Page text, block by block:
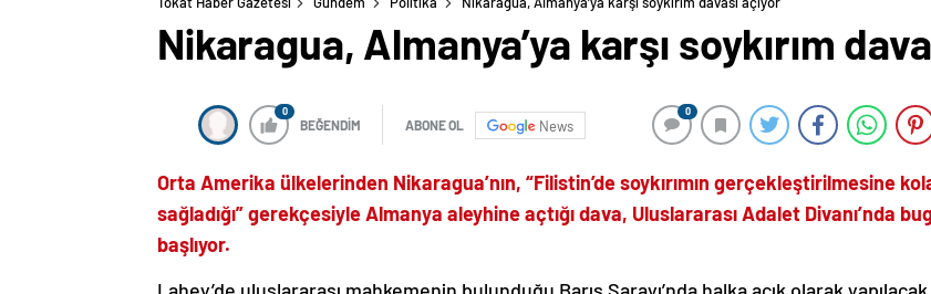
Nikaragua, Almanya’ya karşı soykırım
0
BEĞENDİM ABONE OL News
0
Orta Amerika ülkelerinden Nikaragua’nın, “Filistin’de soykırımın gerçekleştirilmesine
sağladığı” gerekçesiyle Almanya aleyhine açtığı dava, Uluslararası Adalet Divanı’nda
başlıyor.